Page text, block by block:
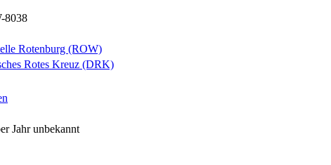
8038
Rotenburg (ROW)
Rotes Kreuz (DRK)
Jahr unbekannt